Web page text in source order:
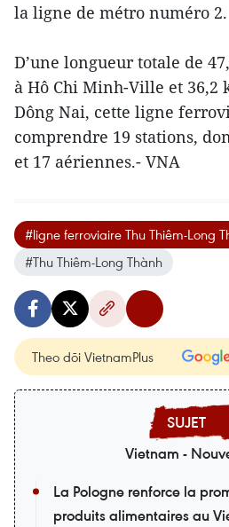
la ligne de métro numéro 2.
D’une longueur totale de
à Hô Chi Minh-Ville et 36,2
Dông Nai, cette ligne
comprendre 19 stations,
et 17 aériennes.- VNA
#ligne ferroviaire Thu Thiêm-Long
#Thu Thiêm-Long Thành
Theo dõi VietnamPlus
Vietnam -
La Pologne renforce la
produits alimentaires au